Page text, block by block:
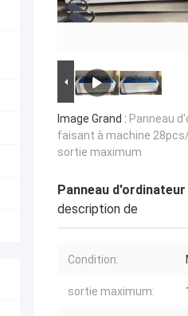
Image Grand : Panneau
faisant à machine
sortie maximum
Panneau
description de
Condition:
sortie maximum: